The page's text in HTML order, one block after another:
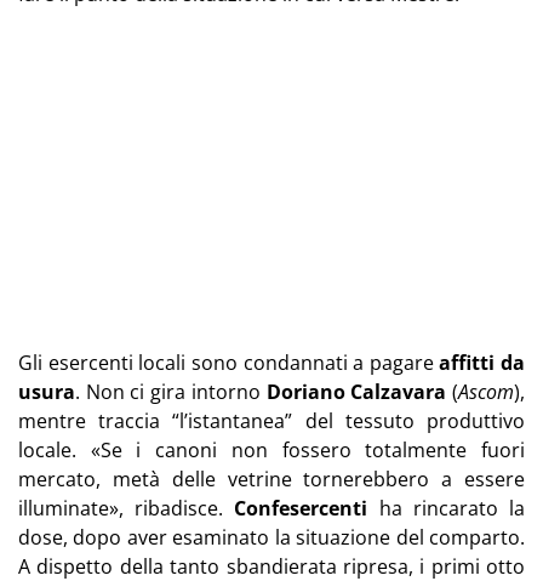
Gli esercenti locali sono condannati a pagareaffitti da
usura. Non ci gira intorno Doriano Calzavara (Ascom),
mentre traccia “l’istantanea” del tessuto produttivo
locale. «Se i canoni non fossero totalmente fuori
mercato, metà delle vetrine tornerebbero a essere
illuminate», ribadisce. Confesercenti ha rincarato la
dose, dopo aver esaminato la situazione del comparto.
A dispetto della tanto sbandierata ripresa, i primi otto